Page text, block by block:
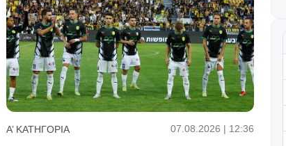
Α’ ΚΑΤΗΓΟΡΊΑ 07.08.2026 | 12:36